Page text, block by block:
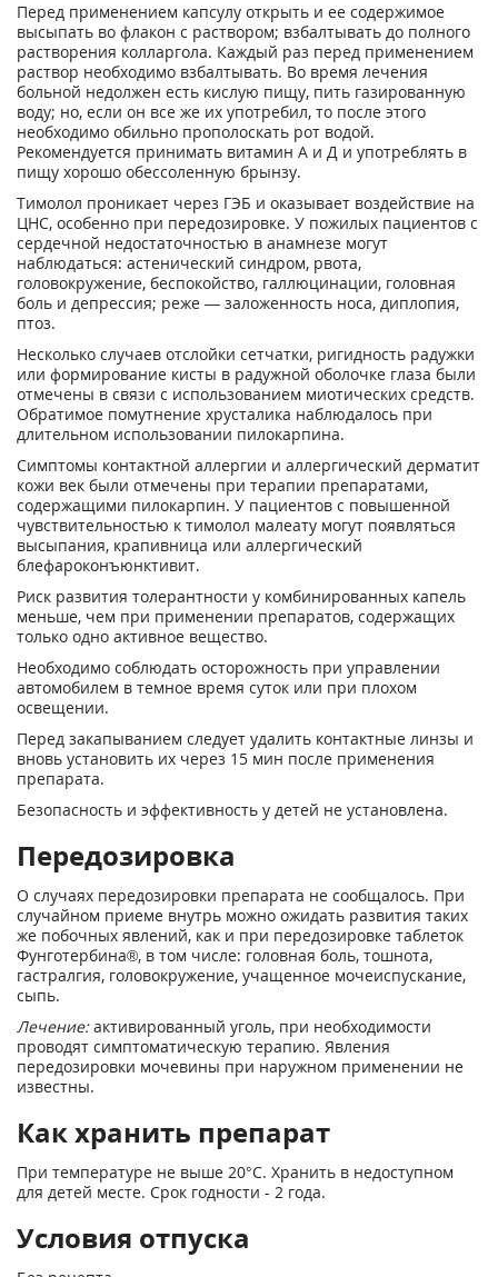
Перед применением капсулу открыть и ее содержимое
высыпать во флакон с раствором; взбалтывать до полного
растворения колларгола. Каждый раз перед применением
раствор необходимо взбалтывать. Во время лечения
больной недолжен есть кислую пищу, пить газированную
воду; но, если он все же их употребил, то после этого
необходимо обильно прополоскать рот водой.
Рекомендуется принимать витамин А и Д и употреблять в
пищу хорошо обессоленную брынзу.
Тимолол проникает через ГЭБ и оказывает воздействие на
ЦНС, особенно при передозировке. У пожилых пациентов с
сердечной недостаточностью в анамнезе могут
наблюдаться: астенический синдром, рвота,
головокружение, беспокойство, галлюцинации, головная
боль и депрессия; реже — заложенность носа, диплопия,
птоз.
Несколько случаев отслойки сетчатки, ригидность радужки
или формирование кисты в радужной оболочке глаза были
отмечены в связи с использованием миотических средств.
Обратимое помутнение хрусталика наблюдалось при
длительном использовании пилокарпина.
Симптомы контактной аллергии и аллергический дерматит
кожи век были отмечены при терапии препаратами,
содержащими пилокарпин. У пациентов с повышенной
чувствительностью к тимолол малеату могут появляться
высыпания, крапивница или аллергический
блефароконъюнктивит.
Риск развития толерантности у комбинированных капель
меньше, чем при применении препаратов, содержащих
только одно активное вещество.
Необходимо соблюдать осторожность при управлении
автомобилем в темное время суток или при плохом
освещении.
Перед закапыванием следует удалить контактные линзы и
вновь установить их через 15 мин после применения
препарата.
Безопасность и эффективность у детей не установлена.
Передозировка
О случаях передозировки препарата не сообщалось. При
случайном приеме внутрь можно ожидать развития таких
же побочных явлений, как и при передозировке таблеток
Фунготербина®, в том числе: головная боль, тошнота,
гастралгия, головокружение, учащенное мочеиспускание,
сыпь.
Лечение:активированный уголь, при необходимости
проводят симптоматическую терапию. Явления
передозировки мочевины при наружном применении не
известны.
Как хранить препарат
При температуре не выше 20°С. Хранить в недоступном
для детей месте. Срок годности - 2 года.
Условия отпуска